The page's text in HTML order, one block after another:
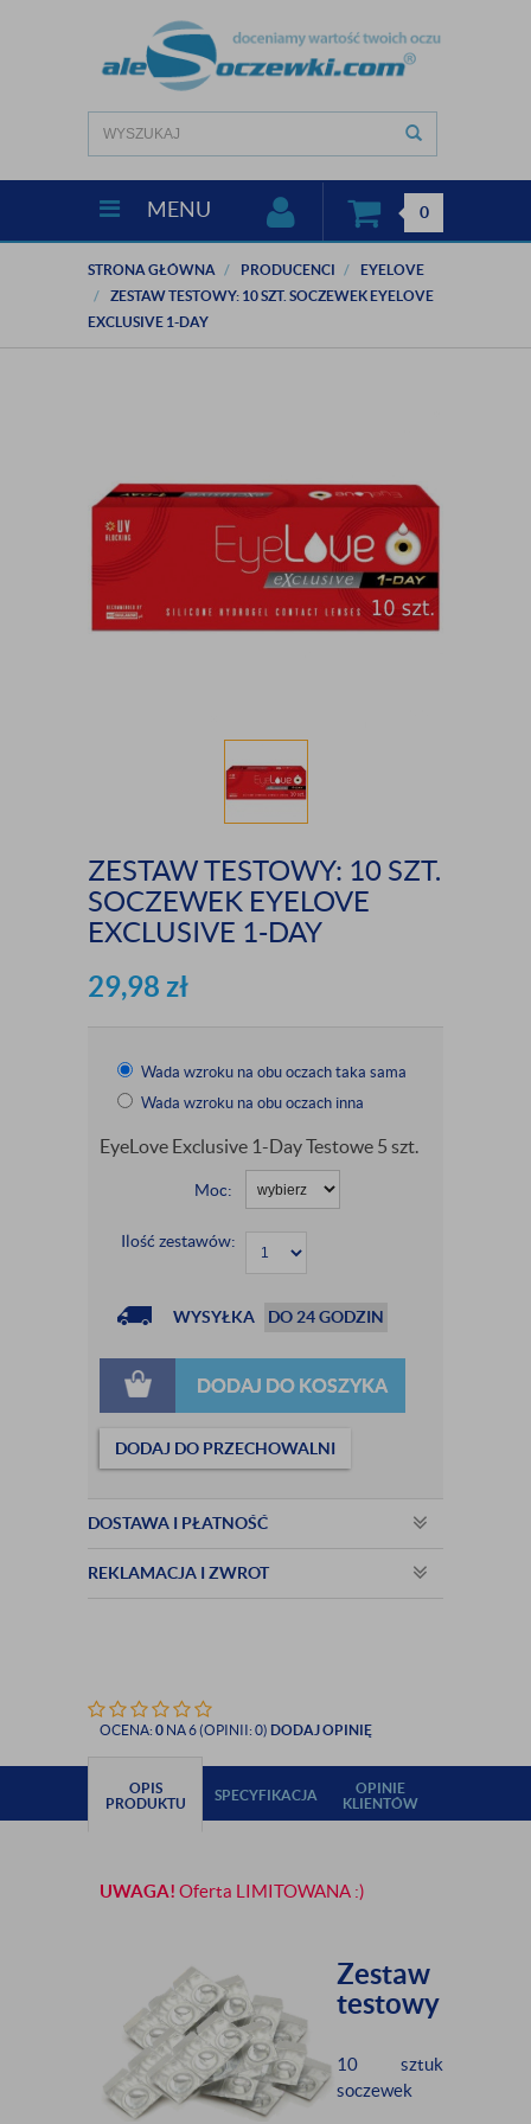
MENU 0
STRONA GŁÓWNA PRODUCENCI
EYELOVE
ZESTAW TESTOWY: 10 SZT. SOCZEWEK EYELOVE
EXCLUSIVE 1-DAY
ZESTAW TESTOWY: 10 SZT.
SOCZEWEK EYELOVE
EXCLUSIVE 1-DAY
29,98 zł
Wada wzroku na obu oczach taka sama
Wada wzroku na obu oczach inna
EyeLove Exclusive 1-Day Testowe 5 szt.
Moc:
Ilość zestawów:
WYSYŁKA DO 24 GODZIN
DODAJ DO KOSZYKA
DODAJ DO PRZECHOWALNI
DOSTAWA I PŁATNOŚĆ
REKLAMACJA I ZWROT
OCENA: 0 NA 6 (OPINII: 0) DODAJ OPINIĘ
OPIS
PRODUKTU
SPECYFIKACJA
OPINIE
KLIENTÓW
UWAGA! Oferta LIMITOWANA :)
Zestaw
testowy
10 sztuk
soczewek